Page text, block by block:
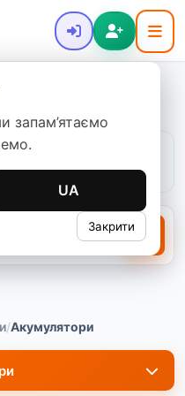
запам’ятаємо
UA
Закрити
дронів
130–5 500 ₴
/Акумулятори